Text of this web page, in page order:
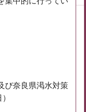
び奈良県渇水対策